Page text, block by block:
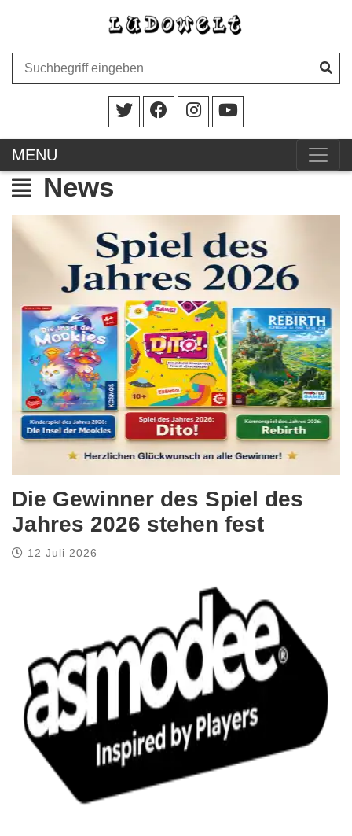
MENU
News
Die Gewinner des Spiel des
Jahres 2026 stehen fest
12 Juli 2026